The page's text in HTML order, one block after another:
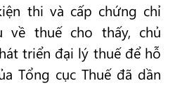
thi và cấp chứng chỉ
về thuế cho thấy, chủ
triển đại lý thuế để hỗ
Tổng cục Thuế đã dần